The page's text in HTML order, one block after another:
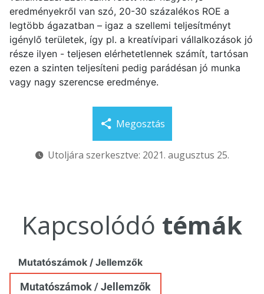
eredményekről van szó, 20-30 százalékos ROE a
legtöbb ágazatban – igaz a szellemi teljesítményt
igénylő területek, így pl. a kreatívipari vállalkozások jó
része ilyen - teljesen elérhetetlennek számít, tartósan
ezen a szinten teljesíteni pedig parádésan jó munka
vagy nagy szerencse eredménye.
Megosztás
Utoljára szerkesztve: 2021. augusztus 25.
Kapcsolódó témák
Mutatószámok / Jellemzők
Mutatószámok / Jellemzők